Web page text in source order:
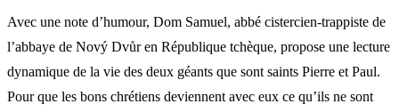
Avec une note d’humour, Dom Samuel, abbé cistercien-trappiste de
l’abbaye de Nový Dvůr en République tchèque, propose une lecture
dynamique de la vie des deux géants que sont saints Pierre et Paul.
Pour que les bons chrétiens deviennent avec eux ce qu’ils ne sont